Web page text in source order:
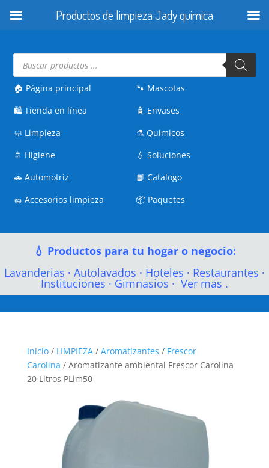
Búsqueda
productos
🏠 Página principal
🛍️Tienda en línea
🧼 Limpieza
🚿 Higiene
🚗Automotriz
🧽Accesorios limpieza
🐾 Mascotas
🧴 Envases
⚗️Quimicos
💧Soluciones
📘Catalogo
📦 Paquetes
💧 Productos para tu hogar o negocio:
Lavanderias · Autolavados · Hoteles · Restaurantes ·
Instituciones · Gimnasios · Ver mas .
Inicio/ LIMPIEZA/ Aromatizantes / Frescor
Carolina / Aromatizante ambiental Frescor Carolina
20 Litros PLim50
Productos de limpieza Jady quimica